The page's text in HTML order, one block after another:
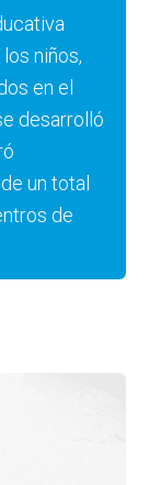
niños,
en el
desarrolló
un total
de